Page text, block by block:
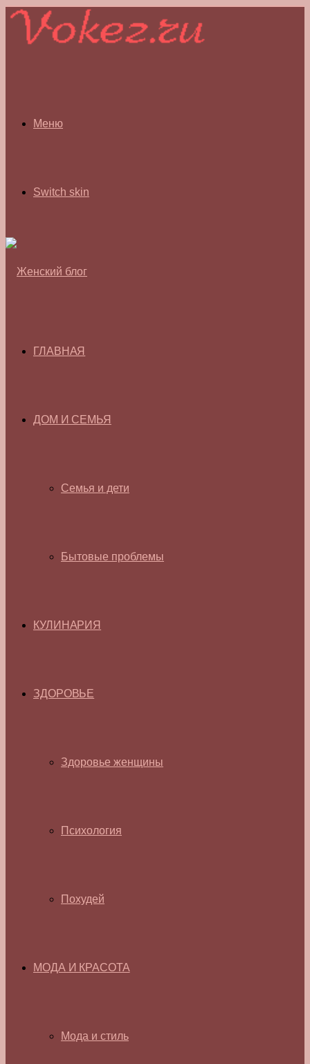
Меню
Switch skin
ГЛАВНАЯ
ДОМ И СЕМЬЯ
Семья и дети
Бытовые проблемы
КУЛИНАРИЯ
ЗДОРОВЬЕ
Здоровье женщины
Психология
Похудей
МОДА И КРАСОТА
Мода и стиль